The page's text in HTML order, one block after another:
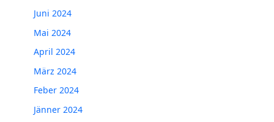
Juni 2024
Mai 2024
April 2024
März 2024
Feber 2024
Jänner 2024